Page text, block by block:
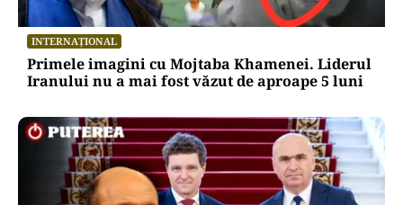
INTERNAȚIONAL
Primele imagini cu Mojtaba Khamenei. Liderul
Iranului nu a mai fost văzut de aproape 5 luni